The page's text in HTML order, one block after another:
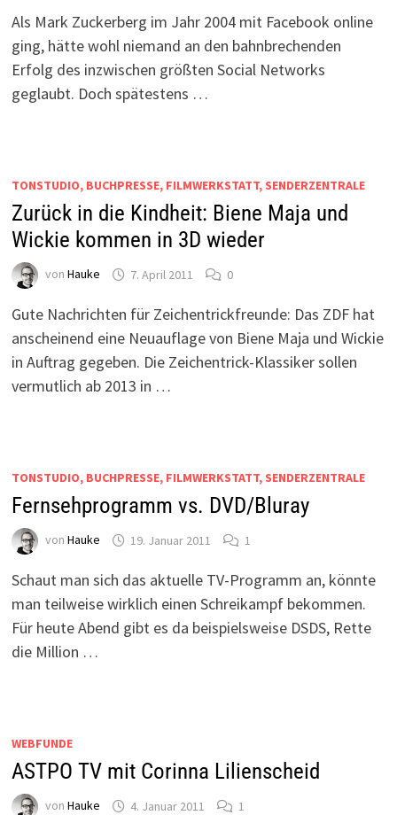
Als Mark Zuckerberg im Jahr 2004 mit Facebook online
ging, hätte wohl niemand an den bahnbrechenden
Erfolg des inzwischen größten Social Networks
geglaubt. Doch spätestens …
TONSTUDIO, BUCHPRESSE, FILMWERKSTATT, SENDERZENTRALE
Zurück in die Kindheit: Biene Maja und
Wickie kommen in 3D wieder
von Hauke 7. April 2011 0
Gute Nachrichten für Zeichentrickfreunde: Das ZDF hat
anscheinend eine Neuauflage von Biene Maja und Wickie
in Auftrag gegeben. Die Zeichentrick-Klassiker sollen
vermutlich ab 2013 in …
TONSTUDIO, BUCHPRESSE, FILMWERKSTATT, SENDERZENTRALE
Fernsehprogramm vs. DVD/Bluray
von Hauke 19. Januar 2011 1
Schaut man sich das aktuelle TV-Programm an, könnte
man teilweise wirklich einen Schreikampf bekommen.
Für heute Abend gibt es da beispielsweise DSDS, Rette
die Million …
WEBFUNDE
ASTPO TV mit Corinna Lilienscheid
von Hauke 4. Januar 2011 1